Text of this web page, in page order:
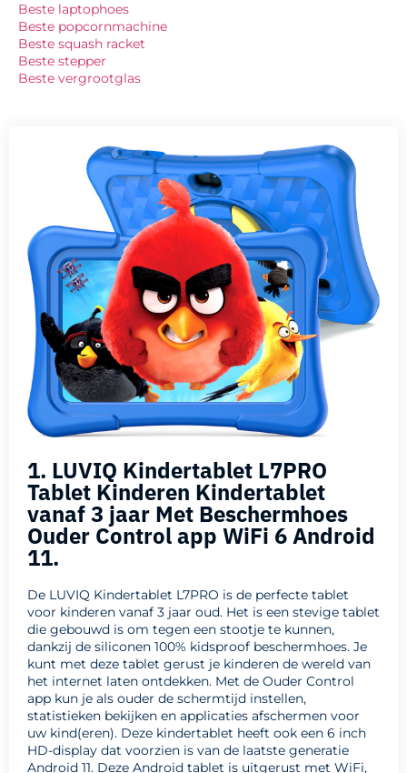
Beste laptophoes
Beste popcornmachine
Beste squash racket
Beste stepper
Beste vergrootglas
1. LUVIQ Kindertablet L7PRO
Tablet Kinderen Kindertablet
vanaf 3 jaar Met Beschermhoes
Ouder Control app WiFi 6 Android
11.
De LUVIQ Kindertablet L7PRO is de perfecte tablet
voor kinderen vanaf 3 jaar oud. Het is een stevige tablet
die gebouwd is om tegen een stootje te kunnen,
dankzij de siliconen 100% kidsproof beschermhoes. Je
kunt met deze tablet gerust je kinderen de wereld van
het internet laten ontdekken. Met de Ouder Control
app kun je als ouder de schermtijd instellen,
statistieken bekijken en applicaties afschermen voor
uw kind(eren). Deze kindertablet heeft ook een 6 inch
HD-display dat voorzien is van de laatste generatie
Android 11. Deze Android tablet is uitgerust met WiFi,